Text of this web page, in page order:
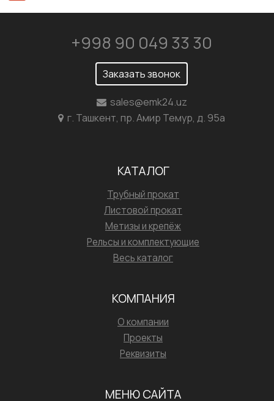
+998 90 049 33 30
Заказать звонок
sales@emk24.uz
г. Ташкент, пр. Амир Темур, д. 95а
КАТАЛОГ
Трубный прокат
Листовой прокат
Метизы и крепёж
Рельсы и комплектующие
Весь каталог
КОМПАНИЯ
О компании
Проекты
Реквизиты
МЕНЮ САЙТА